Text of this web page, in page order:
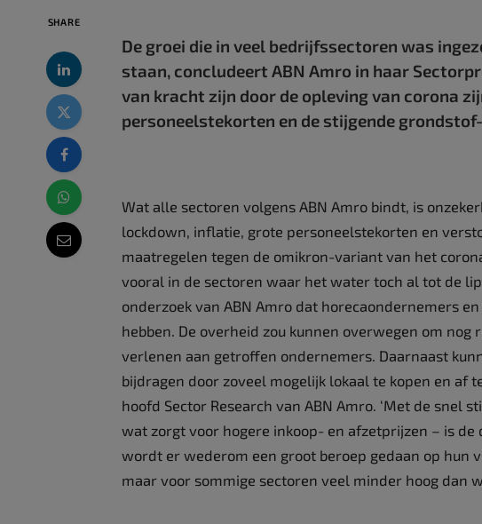
SHARE
De groei die in veel bedrijfssectoren was
staan, concludeert ABN Amro in haar
van kracht zijn door de opleving van corona
personeelstekorten en de stijgende
Wat alle sectoren volgens ABN Amro bindt, is
lockdown, inflatie, grote personeelstekorten en
maatregelen tegen de omikron-variant van het
vooral in de sectoren waar het water toch al tot de
onderzoek van ABN Amro dat horecaondernemers
hebben. De overheid zou kunnen overwegen om
verlenen aan getroffen ondernemers. Daarnaast
bijdragen door zoveel mogelijk lokaal te kopen en af
hoofd Sector Research van ABN Amro. ‘Met de snel
wat zorgt voor hogere inkoop- en afzetprijzen – is
wordt er wederom een groot beroep gedaan op hun
maar voor sommige sectoren veel minder hoog dan